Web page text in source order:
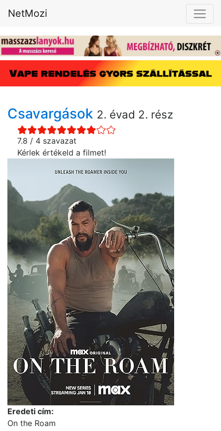
NetMozi
Csavargások 2. évad 2. rész
7.8 / 4 szavazat
Kérlek értékeld a filmet!
Eredeti cím:
On the Roam